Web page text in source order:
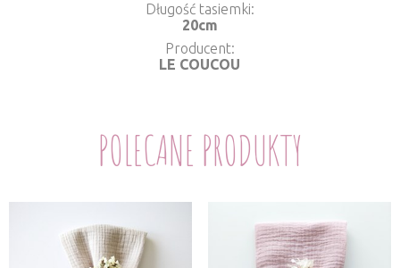
Długość tasiemki
20cm
Producent
LE COUCOU
POLECANE PRODUKTY